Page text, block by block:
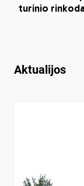
Aktualijos